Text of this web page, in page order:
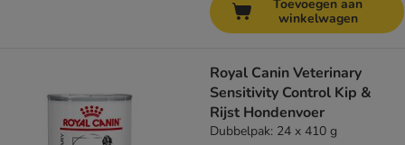
Toevoegen aan
winkelwagen
Royal Canin Veterinary
Sensitivity Control Kip &
Rijst Hondenvoer
Dubbelpak: 24 x 410 g